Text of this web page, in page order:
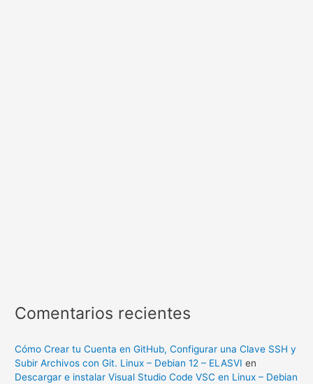
Comentarios recientes
Cómo Crear tu Cuenta en GitHub, Configurar una Clave SSH y
Subir Archivos con Git. Linux – Debian 12 – ELASVI en
Descargar e instalar Visual Studio Code VSC en Linux – Debian